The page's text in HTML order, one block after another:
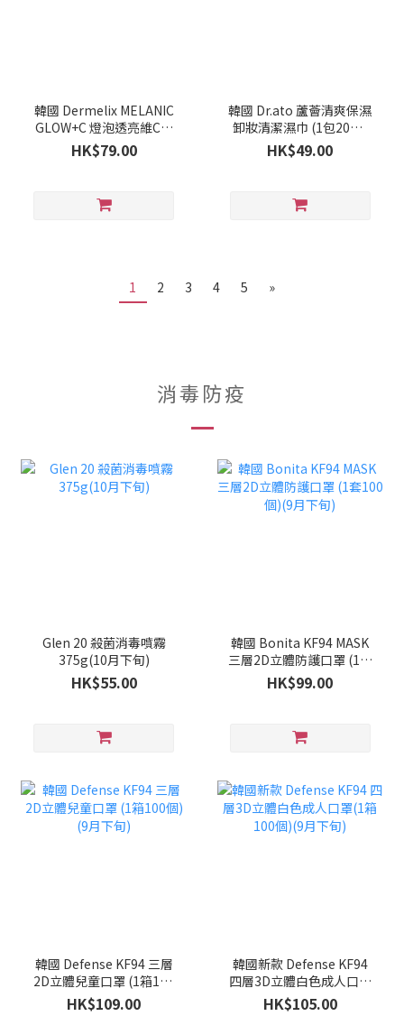
韓國 Dermelix MELANIC
GLOW+C 燈泡透亮維C光
澤霜 50g(10月上旬)
HK$79.00
韓國 Dr.ato 蘆薈清爽保濕
卸妝清潔濕巾 (1包20抽)
(10月上旬)
HK$49.00
1 2 3 4 5 »
消毒防疫
Glen 20 殺菌消毒噴霧
375g(10月下旬)
HK$55.00
韓國 Bonita KF94 MASK
三層2D立體防護口罩 (1套
100個)(9月下旬)
HK$99.00
韓國 Defense KF94 三層
2D立體兒童口罩 (1箱100
個)(9月下旬)
HK$109.00
韓國新款 Defense KF94
四層3D立體白色成人口罩
(1箱100個)(9月下旬)
HK$105.00